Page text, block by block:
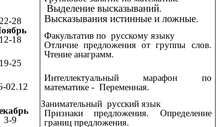
28
18
25
02.12
3-9
Выделение высказываний.
Высказывания истинные и ложные.
Факультатив по русскому языку
Отличие предложения от группы слов.
Чтение анаграмм.
Интеллектуальный марафон по
математике - Переменная.
Занимательный русский язык
Признаки предложения. Определение
границ предложения.